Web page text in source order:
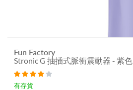
Fun Factory
Stronic G 抽插式脈衝震動器 - 紫色
有存貨